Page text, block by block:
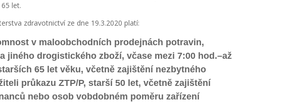
let.
zdravotnictví ze dne 19.3.2020 platí:
v maloobchodních prodejnách potravin,
jiného drogistického zboží, včase mezi 7:00 hod.–až
65 let věku, včetně zajištění nezbytného
průkazu ZTP/P, starší 50 let, včetně zajištění
nebo osob vobdobném poměru zařízení